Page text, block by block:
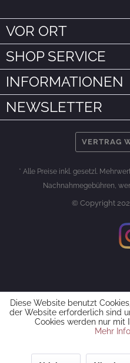
VOR ORT
SHOP SERVICE
INFORMATIONEN
NEWSLETTER
VERTRAG
* Alle Preise inkl. gesetzl.
Nachnahmegebühren,
© Copyright
Diese Website benutzt
der Website erforderlich sind
Cookies werden nur mit
Mehr